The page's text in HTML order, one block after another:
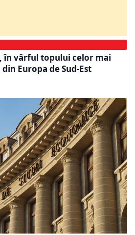
în vârful topului celor mai
Europa de Sud-Est